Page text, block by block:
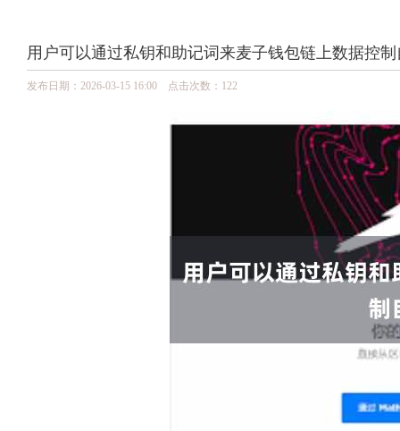
用户可以通过私钥和助记词来麦子钱包链上数据控
发布日期：2026-03-15 16:00 点击次数：122